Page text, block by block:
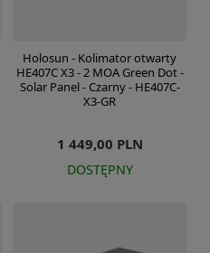
Holosun - Kolimator otwarty
HE407C X3 - 2 MOA Green Dot -
Solar Panel - Czarny - HE407C-
X3-GR
1 449,00 PLN
DOSTĘPNY